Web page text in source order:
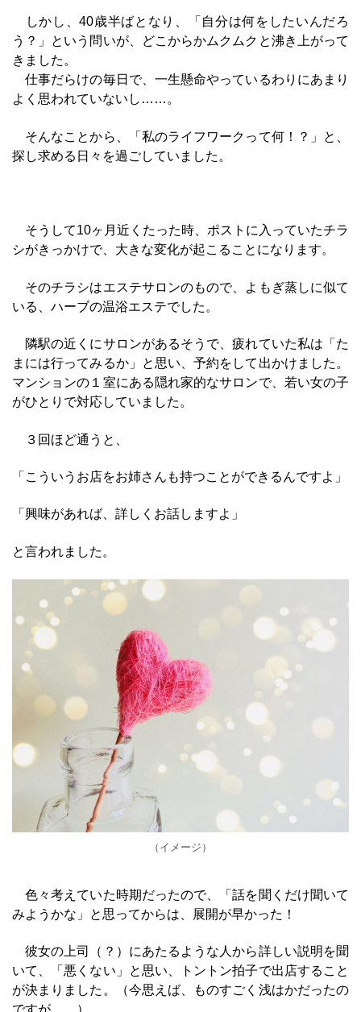
しかし、40歳半ばとなり、「自分は何をしたいんだろ
う？」という問いが、どこからかムクムクと沸き上がって
きました。
仕事だらけの毎日で、一生懸命やっているわりにあまり
よく思われていないし……。
そんなことから、「私のライフワークって何！？」と、
探し求める日々を過ごしていました。
そうして10ヶ月近くたった時、ポストに入っていたチラ
シがきっかけで、大きな変化が起こることになります。
そのチラシはエステサロンのもので、よもぎ蒸しに似て
いる、ハーブの温浴エステでした。
隣駅の近くにサロンがあるそうで、疲れていた私は「た
まには行ってみるか」と思い、予約をして出かけました。
マンションの１室にある隠れ家的なサロンで、若い女の子
がひとりで対応していました。
３回ほど通うと、
「こういうお店をお姉さんも持つことができるんですよ」
「興味があれば、詳しくお話しますよ」
と言われました。
（イメージ）
色々考えていた時期だったので、「話を聞くだけ聞いて
みようかな」と思ってからは、展開が早かった！
彼女の上司（？）にあたるような人から詳しい説明を聞
いて、「悪くない」と思い、トントン拍子で出店すること
が決まりました。（今思えば、ものすごく浅はかだったの